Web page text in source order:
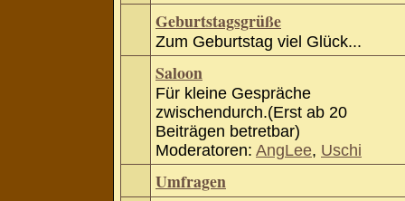
Geburtstagsgrüße
Zum Geburtstag viel Glück...
Saloon
Für kleine Gespräche
zwischendurch.(Erst ab 20
Beiträgen betretbar)
Moderatoren: AngLee, Uschi
Umfragen